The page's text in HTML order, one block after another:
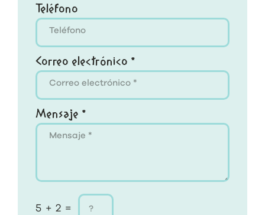
Teléfono
Correo electrónico *
Mensaje *
5 + 2 =